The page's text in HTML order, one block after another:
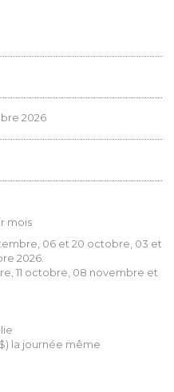
2026
mois
06 et 20 octobre, 03 et
2026.
11 octobre, 08 novembre et
la journée même